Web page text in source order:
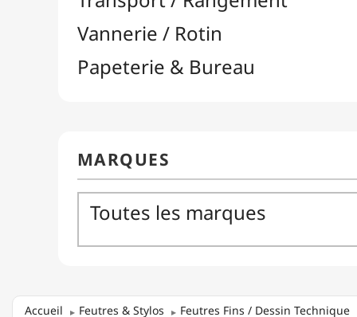
Accueil Feutres & Stylos Feutres Fins / Dessin Technique